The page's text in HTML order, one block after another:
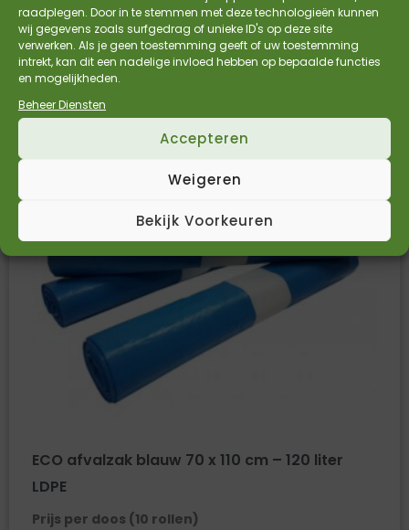
raadplegen. Door in te stemmen met deze technologieën kunnen
wij gegevens zoals surfgedrag of unieke ID's op deze site
verwerken. Als je geen toestemming geeft of uw toestemming
intrekt, kan dit een nadelige invloed hebben op bepaalde functies
en mogelijkheden.
Beheer Diensten
Accepteren
Weigeren
Bekijk Voorkeuren
€39,13 Incl. BTW€32,34Excl. BTW
Bekijk Product
ECO afvalzak blauw 70 x 110 cm – 120 liter
LDPE
Prijs per doos (10 rollen)